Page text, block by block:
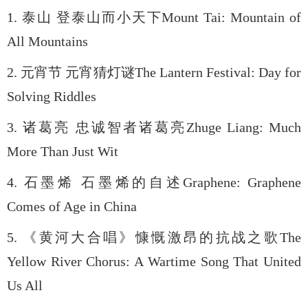
1. 泰山 登泰山而小天下Mount Tai: Mountain of
All Mountains
2. 元宵节 元宵猜灯谜The Lantern Festival: Day for
Solving Riddles
3. 诸葛亮 忠诚智者诸葛亮 Zhuge Liang: Much
More Than Just Wit
4. 石墨烯 石墨烯的自述Graphene: Graphene
Comes of Age in China
5. 《黄河大合唱》慷慨激昂的抗战之歌The
Yellow River Chorus: A Wartime Song That United
Us All